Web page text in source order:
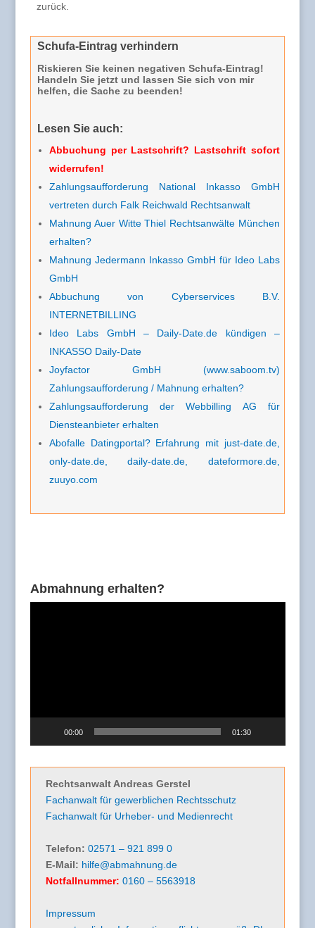
zurück.
Schufa-Eintrag verhindern
Riskieren Sie keinen negativen Schufa-Eintrag!
Handeln Sie jetzt und lassen Sie sich von mir
helfen, die Sache zu beenden!
Lesen Sie auch:
Abbuchung per Lastschrift? Lastschrift sofort
widerrufen!
Zahlungsaufforderung National Inkasso GmbH
vertreten durch Falk Reichwald Rechtsanwalt
Mahnung Auer Witte Thiel Rechtsanwälte München
erhalten?
Mahnung Jedermann Inkasso GmbH für Ideo Labs
GmbH
Abbuchung von Cyberservices B.V.
INTERNETBILLING
Ideo Labs GmbH – Daily-Date.de kündigen –
INKASSO Daily-Date
Joyfactor GmbH (www.saboom.tv)
Zahlungsaufforderung / Mahnung erhalten?
Zahlungsaufforderung der Webbilling AG für
Diensteanbieter erhalten
Abofalle Datingportal? Erfahrung mit just-date.de,
only-date.de, daily-date.de, dateformore.de,
zuuyo.com
Abmahnung erhalten?
00:00 01:30
Rechtsanwalt Andreas Gerstel
Fachanwalt für gewerblichen Rechtsschutz
Fachanwalt für Urheber- und Medienrecht
Telefon: 02571 – 921 899 0
E-Mail: hilfe@abmahnung.de
Notfallnummer: 0160 – 5563918
Impressum